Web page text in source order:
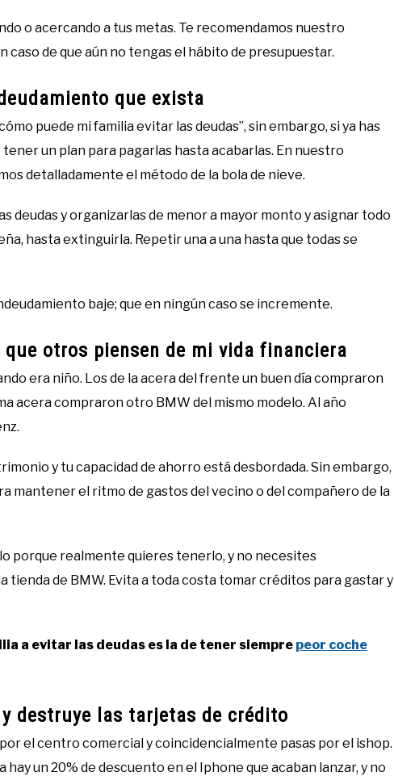
o acercando a tus metas. Te recomendamos nuestro
caso de que aún no tengas el hábito de presupuestar.
que exista
puede mi familia evitar las deudas”, sin embargo, si ya has
un plan para pagarlas hasta acabarlas. En nuestro
detalladamente el método de la bola de nieve.
deudas y organizarlas de menor a mayor monto y asignar todo
hasta extinguirla. Repetir una a una hasta que todas se
baje; que en ningún caso se incremente.
otros piensen de mi vida financiera
era niño. Los de la acera del frente un buen día compraron
acera compraron otro BMW del mismo modelo. Al año
y tu capacidad de ahorro está desbordada. Sin embargo,
mantener el ritmo de gastos del vecino o del compañero de la
porque realmente quieres tenerlo, y no necesites
tienda de BMW. Evita a toda costa tomar créditos para gastar y
a evitar las deudas es la de tener siempre peor coche
destruye las tarjetas de crédito
el centro comercial y coincidencialmente pasas por el ishop.
un 20% de descuento en el Iphone que acaban lanzar, y no